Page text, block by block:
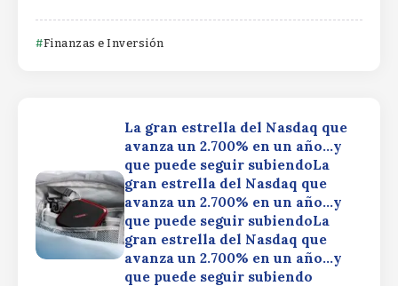
Finanzas e Inversión
La gran estrella del Nasdaq que
avanza un 2.700% en un año…y
que puede seguir subiendoLa
gran estrella del Nasdaq que
avanza un 2.700% en un año…y
que puede seguir subiendoLa
gran estrella del Nasdaq que
avanza un 2.700% en un año…y
que puede seguir subiendo